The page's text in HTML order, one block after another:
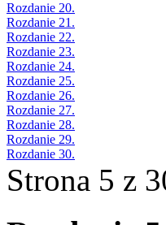
Rozdanie 20.
Rozdanie 21.
Rozdanie 22.
Rozdanie 23.
Rozdanie 24.
Rozdanie 25.
Rozdanie 26.
Rozdanie 27.
Rozdanie 28.
Rozdanie 29.
Rozdanie 30.
Strona 5 z